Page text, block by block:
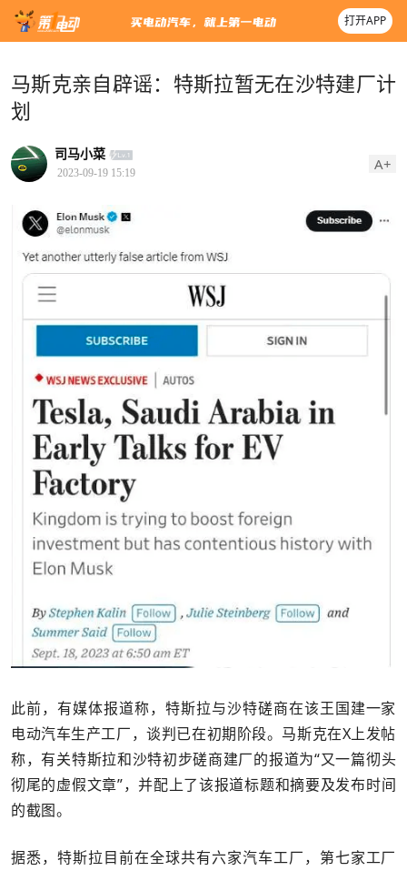
打开APP
马斯克亲自辟谣：特斯拉暂无在沙特建厂计
划
司马小菜
2023-09-19 15:19 A+
此前，有媒体报道称，特斯拉与沙特磋商在该王国建一家
电动汽车生产工厂，谈判已在初期阶段。马斯克在X上发帖
称，有关特斯拉和沙特初步磋商建厂的报道为“又一篇彻头
彻尾的虚假文章”，并配上了该报道标题和摘要及发布时间
的截图。
据悉，特斯拉目前在全球共有六家汽车工厂，第七家工厂